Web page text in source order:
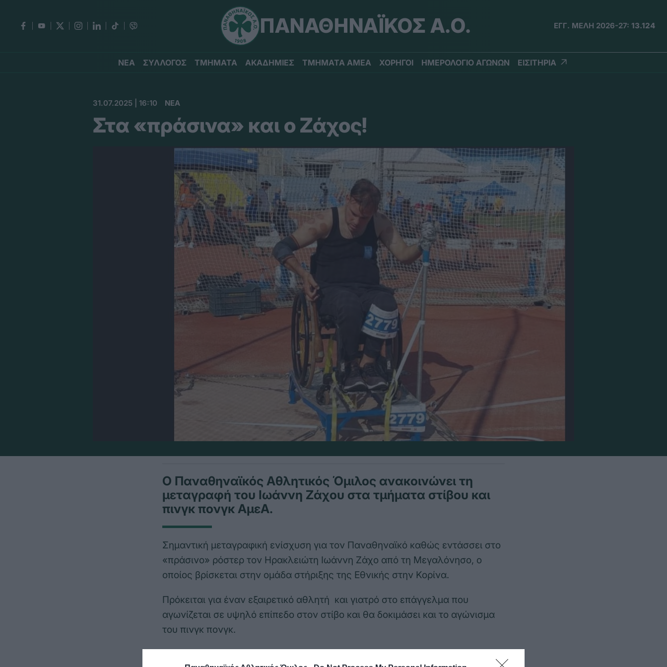
ΠΑΝΑΘΗΝΑΪΚΟΣ Α.Ο. ΕΓΓ. ΜΕΛΗ 2026-27: 13.124
ΝΕΑ ΣΥΛΛΟΓΟΣ ΤΜΗΜΑΤΑ ΑΚΑΔΗΜΙΕΣ ΤΜΗΜΑΤΑ ΑΜΕΑ ΧΟΡΗΓΟΙ ΗΜΕΡΟΛΟΓΙΟ ΑΓΩΝΩΝ ΕΙΣΙΤΗΡΙΑ
31.07.2025 | 16:10 ΝΕΑ
Στα «πράσινα» και ο Ζάχος!
Ο Παναθηναϊκός Αθλητικός Όμιλος ανακοινώνει τη
μεταγραφή του Ιωάννη Ζάχου στα τμήματα στίβου και
πινγκ πονγκ ΑμεΑ.
Σημαντική μεταγραφική ενίσχυση για τον Παναθηναϊκό καθώς εντάσσει στο
«πράσινο» ρόστερ τον Ηρακλειώτη Ιωάννη Ζάχο από τη Μεγαλόνησο, ο
οποίος βρίσκεται στην ομάδα στήριξης της Εθνικής στην Κορίνα.
Πρόκειται για έναν εξαιρετικό αθλητή και γιατρό στο επάγγελμα που
αγωνίζεται σε υψηλό επίπεδο στον στίβο και θα δοκιμάσει και το αγώνισμα
του πινγκ πονγκ.